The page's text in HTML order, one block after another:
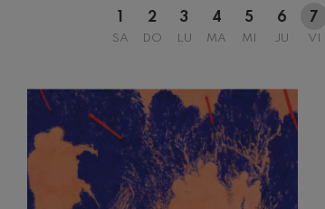
SA
2
DO
3
LU
4
MA
5
MI
6
JU
7
VI